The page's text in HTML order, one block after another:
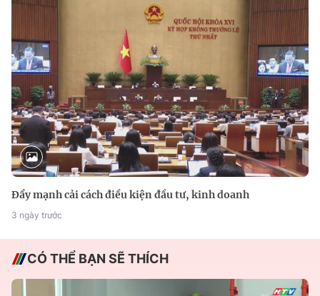
Đẩy mạnh cải cách điều kiện đầu tư, kinh doanh
3 ngày trước
CÓ THỂ BẠN SẼ THÍCH